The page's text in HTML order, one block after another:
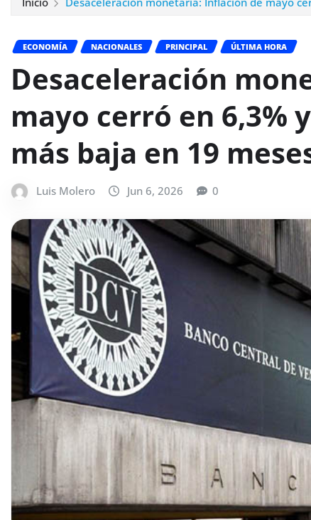
ECONOMÍA NACIONALES PRINCIPAL ÚLTIMA HORA
Desaceleración
mayo cerró en 6,3%
más baja en 19
Luis Molero Jun 6, 2026 0